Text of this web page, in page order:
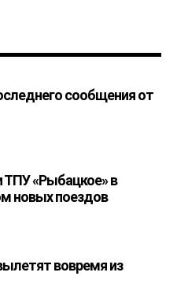
сообщения от
ТПУ «Рыбацкое» в
новых поездов
вовремя из